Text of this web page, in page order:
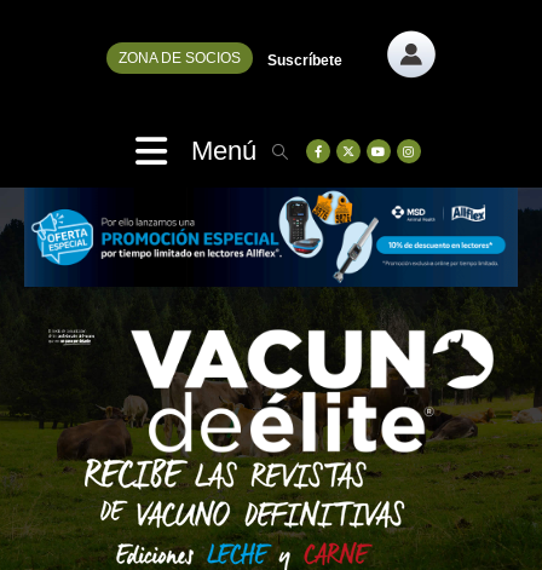
ZONA DE SOCIOS Suscríbete
Menú